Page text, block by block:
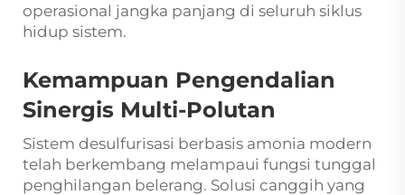
operasional jangka panjang di seluruh siklus
hidup sistem.
Kemampuan Pengendalian
Sinergis Multi-Polutan
Sistem desulfurisasi berbasis amonia modern
telah berkembang melampaui fungsi tunggal
penghilangan belerang. Solusi canggih yang